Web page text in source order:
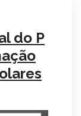
do P